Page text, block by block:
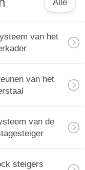
Alle
van het
van het
van de
steigers